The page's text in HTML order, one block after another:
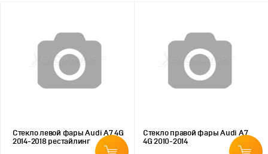
Стекло левой фары Audi A7 4G
2014-2018 рестайлинг
Стекло правой фары Audi A7
4G 2010-2014